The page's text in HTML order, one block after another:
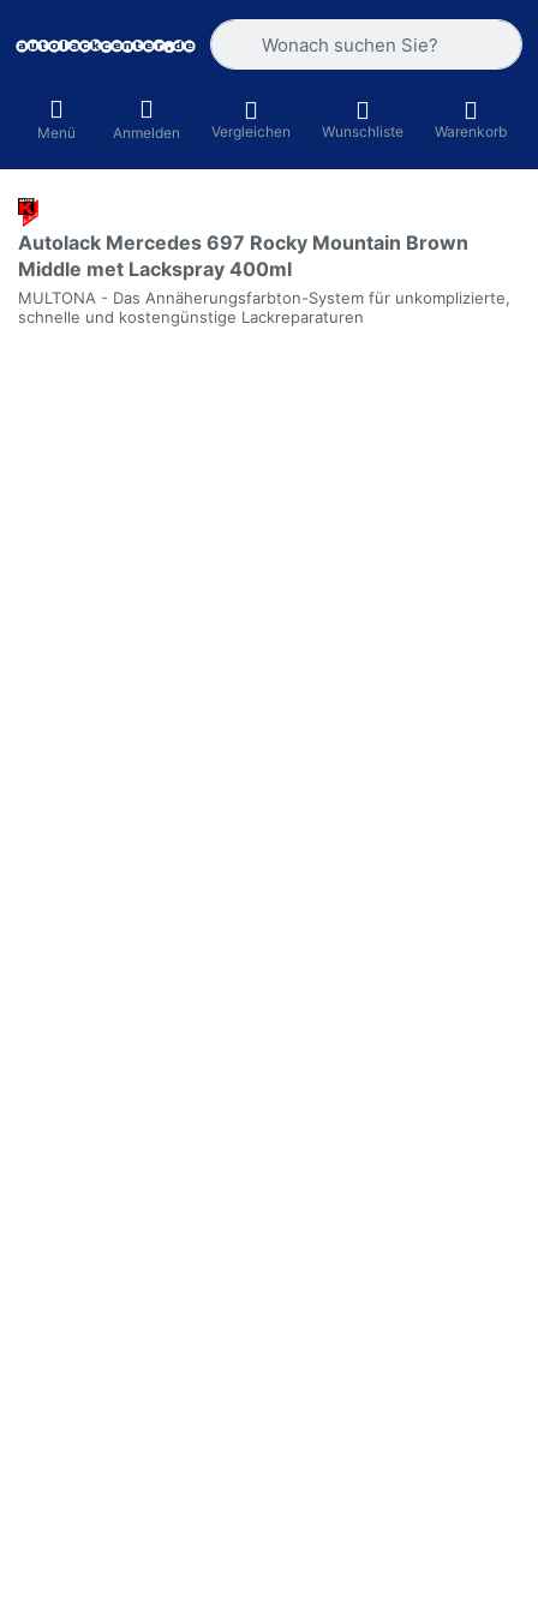
Geben Sie einen Suchbegriff ein.
Menü Anmelden Vergleichen Wunschliste Warenkorb
Autolack Mercedes 697 Rocky Mountain Brown
Middle met Lackspray 400ml
MULTONA - Das Annäherungsfarbton-System für unkomplizierte,
schnelle und kostengünstige Lackreparaturen